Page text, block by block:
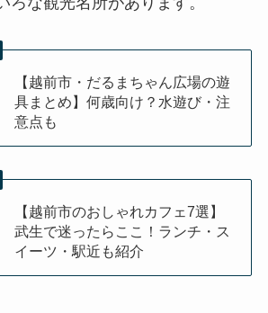
【越前市・だるまちゃん広場の遊
具まとめ】何歳向け？水遊び・注
意点も
【越前市のおしゃれカフェ7選】
武生で迷ったらここ！ランチ・ス
イーツ・駅近も紹介